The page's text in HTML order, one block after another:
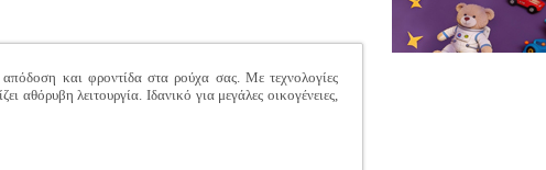
και φροντίδα στα ρούχα σας. Με τεχνολογίες
λειτουργία. Ιδανικό για μεγάλες οικογένειες,